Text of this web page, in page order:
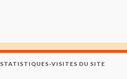
STATISTIQUES-VISITES DU SITE